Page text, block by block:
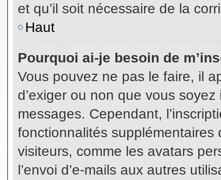
et qu’il soit nécessaire de la
Haut
Pourquoi ai-je besoin de
Vous pouvez ne pas le faire, il
d’exiger ou non que vous
messages. Cependant,
fonctionnalités
visiteurs, comme les avatars
l’envoi d’e-mails aux autres